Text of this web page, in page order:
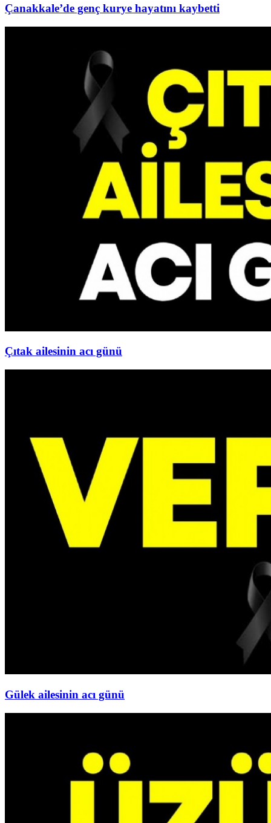
Çanakkale’de genç kurye hayatını kaybetti
Çıtak ailesinin acı günü
Gülek ailesinin acı günü